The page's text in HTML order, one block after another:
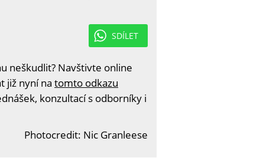
SDÍLET
neškudlit? Navštivte online
již nyní na tomto odkazu
konzultací s odborníky i
Photocredit: Nic Granleese